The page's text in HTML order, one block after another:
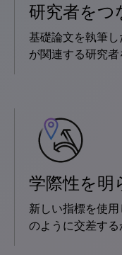
研究者をつ
基礎論文を執筆
が関連する研究者
学際性を明
新しい指標を使
のように交差する